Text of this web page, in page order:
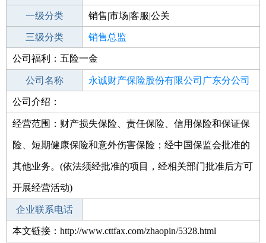
一级分类 销售|市场|客服|公关
二级分类 销售
三级分类 销售总监
其他行业
公司福利：五险一金
公司名称 永诚财产保险股份有限公司广东分公司
公司类型
公司介绍：
经营范围：财产损失保险、责任保险、信用保险和保证保
险、短期健康保险和意外伤害保险；经中国保监会批准的
其他业务。(依法须经批准的项目，经相关部门批准后方可
开展经营活动)
企业联系电话
本文链接：http://www.cttfax.com/zhaopin/5328.html